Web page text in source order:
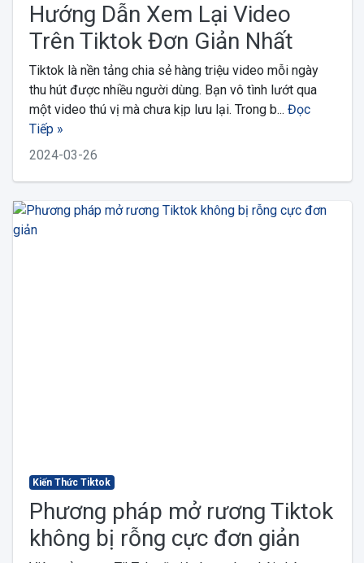
Hướng Dẫn Xem Lại Video
Trên Tiktok Đơn Giản Nhất
Tiktok là nền tảng chia sẻ hàng triệu video mỗi ngày
thu hút được nhiều người dùng. Bạn vô tình lướt qua
một video thú vị mà chưa kịp lưu lại. Trong b... Đọc
Tiếp »
2024-03-26
Kiến Thức Tiktok
Phương pháp mở rương Tiktok
không bị rỗng cực đơn giản